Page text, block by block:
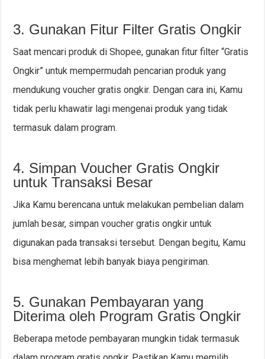
3. Gunakan Fitur Filter Gratis Ongkir
Saat mencari produk di Shopee, gunakan fitur filter “Gratis
Ongkir” untuk mempermudah pencarian produk yang
mendukung voucher gratis ongkir. Dengan cara ini, Kamu
tidak perlu khawatir lagi mengenai produk yang tidak
termasuk dalam program.
4. Simpan Voucher Gratis Ongkir
untuk Transaksi Besar
Jika Kamu berencana untuk melakukan pembelian dalam
jumlah besar, simpan voucher gratis ongkir untuk
digunakan pada transaksi tersebut. Dengan begitu, Kamu
bisa menghemat lebih banyak biaya pengiriman.
5. Gunakan Pembayaran yang
Diterima oleh Program Gratis Ongkir
Beberapa metode pembayaran mungkin tidak termasuk